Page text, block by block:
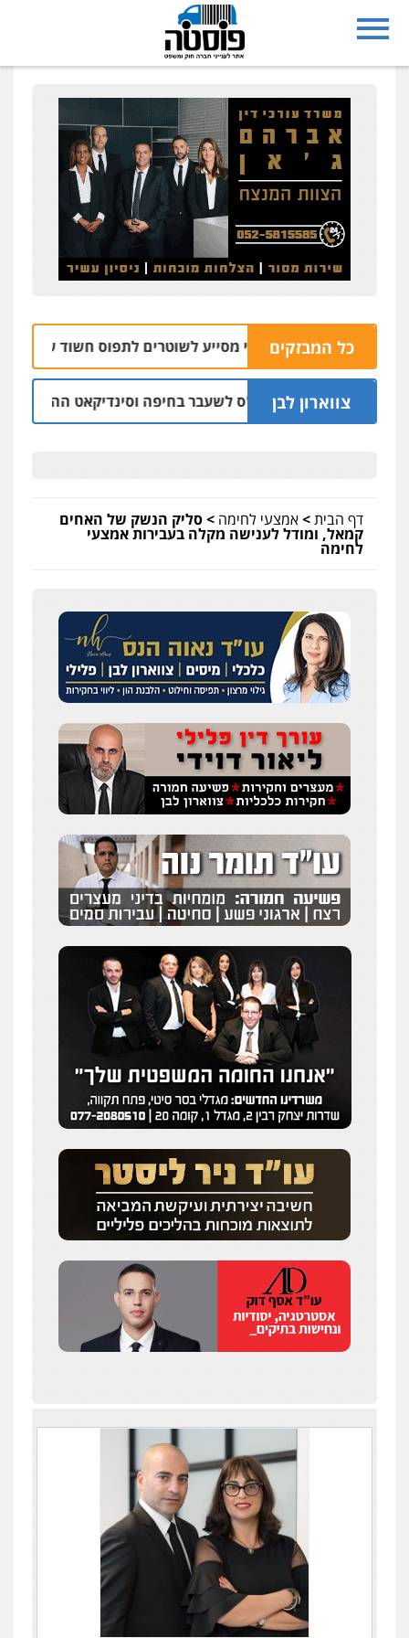
כל המבזקים
רחפן משטרתי מסייע לשוטרים לתפוס חשוד שזרק אקדח
צווארון לבן
אישום: יו"ר ש"ס לשעבר בחיפה וסינדיקאט ההלוואות של
דף הבית>אמצעי לחימה >סליק הנשק של האחים
קמאל, ומודל לענישה מקלה בעבירות אמצעי
לחימה